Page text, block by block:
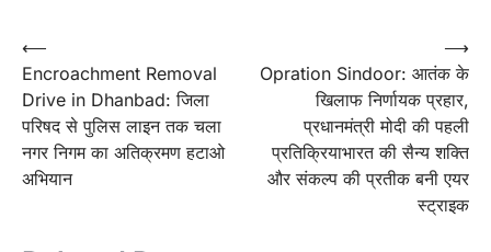
Post
navigation
⟵
Encroachment Removal
Drive in Dhanbad: जिला
परिषद से पुलिस लाइन तक चला
नगर निगम का अतिक्रमण हटाओ
अभियान
Opration Sindoor: आतंक के
खिलाफ निर्णायक प्रहार,
प्रधानमंत्री मोदी की पहली
प्रतिक्रियाभारत की सैन्य शक्ति
और संकल्प की प्रतीक बनी एयर
स्ट्राइक
⟶